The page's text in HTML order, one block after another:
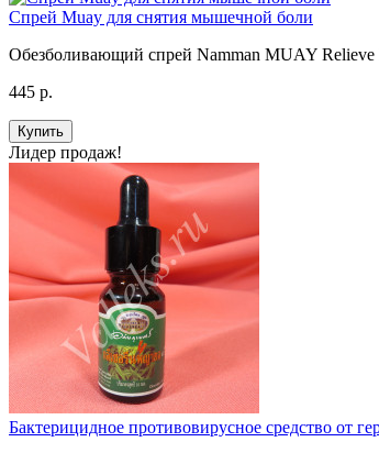
Cпрей Muay для снятия мышечной боли
Обезболивающий спрей Namman MUAY Relieve
445 р.
Купить
Лидер продаж!
Бактерицидное противовирусное средство от